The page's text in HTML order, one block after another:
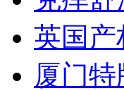
英国产
厦门